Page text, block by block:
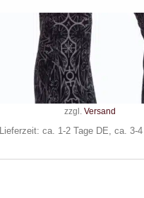
Banned Gürtel
Belladonna
24,90
Inkl. MwSt.
zzgl. Versand
Lieferzeit: ca. 1-2 Tage DE, ca. 3-